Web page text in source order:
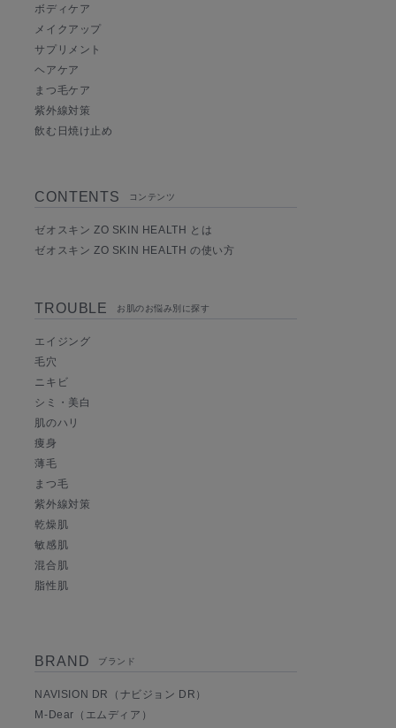
ボディケア
メイクアップ
サプリメント
ヘアケア
まつ毛ケア
紫外線対策
飲む日焼け止め
CONTENTS コンテンツ
ゼオスキン ZO SKIN HEALTH とは
ゼオスキン ZO SKIN HEALTH の使い方
TROUBLE お肌のお悩み別に探す
エイジング
毛穴
ニキビ
シミ・美白
肌のハリ
痩身
薄毛
まつ毛
紫外線対策
乾燥肌
敏感肌
混合肌
脂性肌
BRAND ブランド
NAVISION DR（ナビジョン DR）
M-Dear（エムディア）